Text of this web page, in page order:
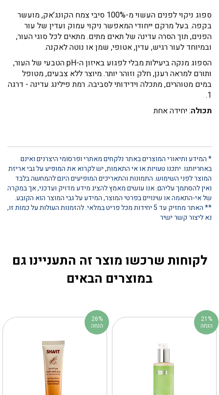
ספוג ניקוי לפנים העשוי מ-100% סיבי צמח הקונג’אק, מועשר
בקפה. בעל מרקם ייחודי המאפשר ניקוי עמוק ועדין של עור
הפנים, תוך הסרה עדינה של תאים מתים. מתאים לכל סוגי העור,
ובמיוחד לעור רגיש, עדין, אטופי, שמן או נוטה לאקנה.
הספוג מנקה ביעילות מבלי לפגוע באיזון ה-pH הטבעי של העור,
ותורם למראה רענן, חלק וזוהר יותר. מיוצר ללא צבעים, מטופל
במים מטוהרים, מתכלה וידידותי לסביבה. רמת פילינג עדינה - דרגה
1.
תכולה: יחידה אחת
* המידע ותיאורי המוצרים באתר נלקחים מאתרי ופרסומי היצרנים ואינם
באחריותנו. יתכנו טעויות או אי התאמות, יש לקרוא את המופיע על גבי אריזת
המוצר לפני השימוש. התמונות והתאריכים המופיעים הינם להמחשה בלבד
ואין להסתמך עליהם. אנו עושים מאמץ להציג מידע מדויק ועדכני, אך במקרה
של אי-התאמה או שינויים בפרטי המוצר, המידע על גבי המוצר הוא הקובע.
** האתר מחזיק עד 5 יחידות מכל פריט במלאי. להזמנות העולות על כמות זו,
נא ליצור קשר ישיר
לקוחות שרכשו מוצר זה התעניינו גם
במוצרים הבאים
26%
הנחה
21%
הנחה